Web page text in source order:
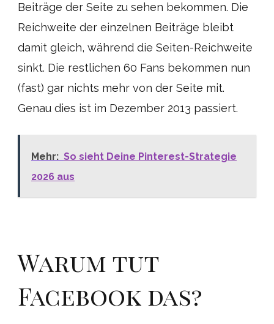
Beiträge der Seite zu sehen bekommen. Die
Reichweite der einzelnen Beiträge bleibt
damit gleich, während die Seiten-Reichweite
sinkt. Die restlichen 60 Fans bekommen nun
(fast) gar nichts mehr von der Seite mit.
Genau dies ist im Dezember 2013 passiert.
Mehr: So sieht Deine Pinterest-Strategie
2026 aus
Warum tut
Facebook das?